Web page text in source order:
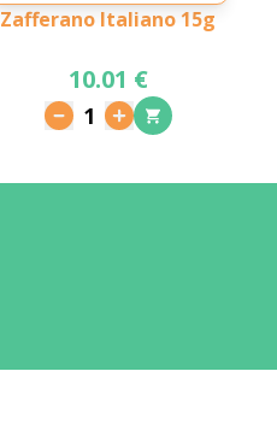
Zafferano Italiano 15g
10.01 €
1